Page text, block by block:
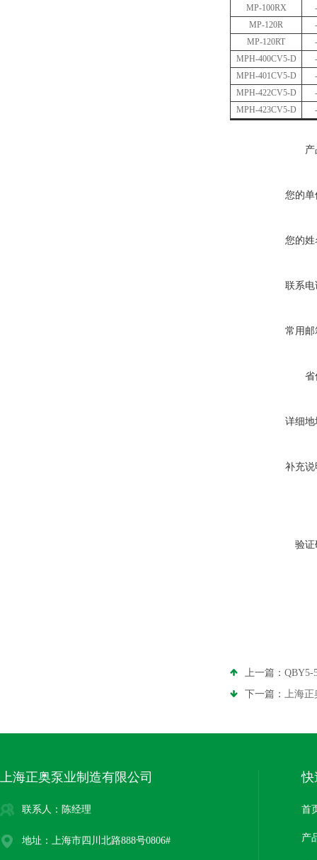
MP-100RX
-
MP-120R
-
MP-120RT
-
MPH-400CV5-D
-
MPH-401CV5-D
-
MPH-422CV5-D
-
MPH-423CV5-D
-
您的单
您的姓
联系电
常用邮
省
详细地
补充说
验证
上一篇： QBY5-
下一篇： 上海正
上海正奥泵业制造有限公司
联系人：陈经理
地址：上海市四川北路888号0806#
快
首
产